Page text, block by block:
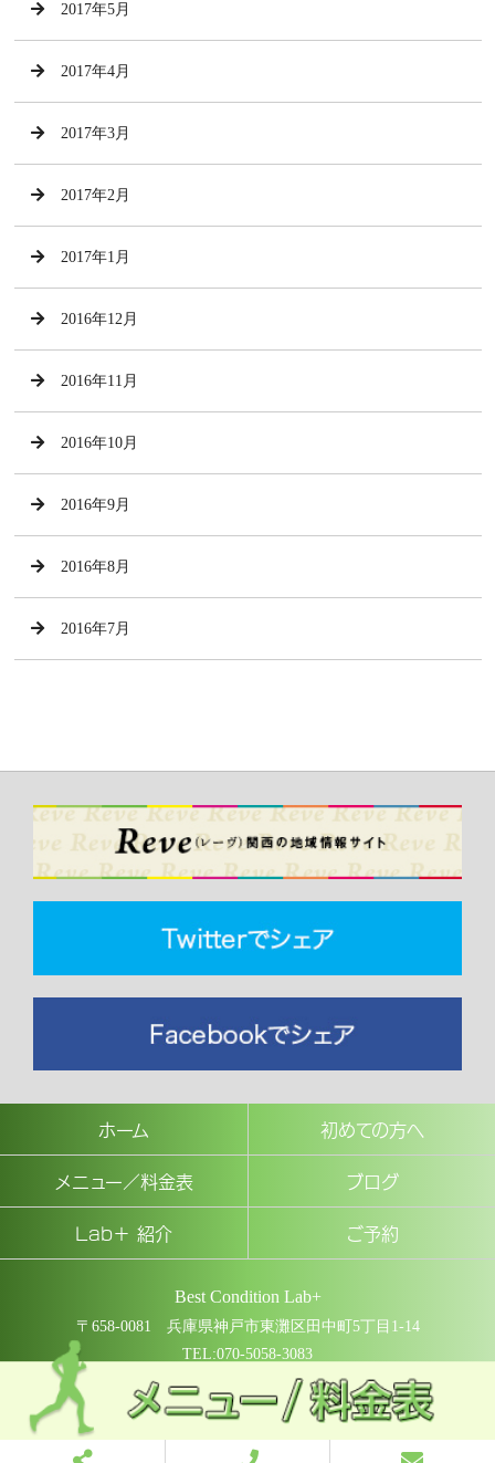
2017年5月
2017年4月
2017年3月
2017年2月
2017年1月
2016年12月
2016年11月
2016年10月
2016年9月
2016年8月
2016年7月
ホーム
初めての方へ
メニュー／料金表
ブログ
Lab＋ 紹介
ご予約
Best Condition Lab+
〒658-0081 兵庫県神戸市東灘区田中町5丁目1-14
TEL:070-5058-3083
COPYRIGHT © Best Condition Lab+ All rights reserved.